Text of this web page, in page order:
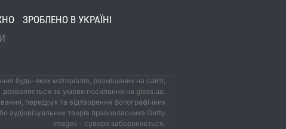
ЗРОБЛЕНО В УКРАЇНІ
будь-яких матеріалів, розміщених на сайті,
дозволяється за умови посилання на gloss.ua.
передрук та відтворення фотографічних
аудіовізуальних творів правовласника Getty
Images - суворо забороняється.